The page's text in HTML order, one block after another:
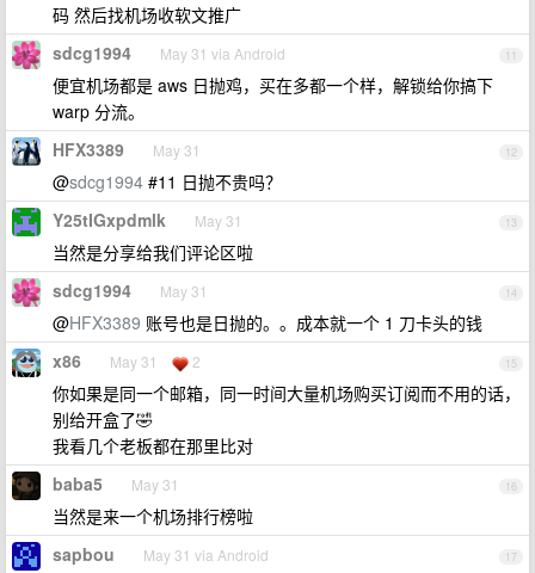
码 然后找机场收软文推广
11
sdcg1994 May 31 via Android
便宜机场都是 aws 日抛鸡，买在多都一个样，解锁给你搞下
warp 分流。
12
HFX3389 May 31
@sdcg1994 #11 日抛不贵吗？
13
Y25tIGxpdmlk May 31
当然是分享给我们评论区啦
14
sdcg1994 May 31
@HFX3389 账号也是日抛的。。成本就一个 1 刀卡头的钱
15
x86 May 31 2
你如果是同一个邮箱，同一时间大量机场购买订阅而不用的话，
别给开盒了🤣
我看几个老板都在那里比对
16
baba5 May 31
当然是来一个机场排行榜啦
17
sapbou May 31 via Android